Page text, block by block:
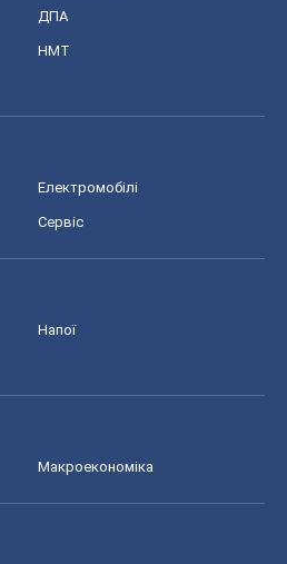
ДПА
НМТ
Електромобілі
Сервіс
Напої
Макроекономіка